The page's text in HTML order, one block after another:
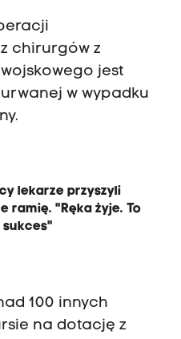
chirurgów z
jest
w wypadku
lekarze przyszyli
ramię. "Ręka żyje. To
sukces"
100 innych
na dotację z